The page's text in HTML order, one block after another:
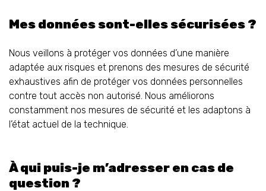
Mes données sont-elles sécurisées ?
Nous veillons à protéger vos données d’une manière
adaptée aux risques et prenons des mesures de sécurité
exhaustives afin de protéger vos données personnelles
contre tout accès non autorisé. Nous améliorons
constamment nos mesures de sécurité et les adaptons à
l’état actuel de la technique.
À qui puis-je m’adresser en cas de
question ?